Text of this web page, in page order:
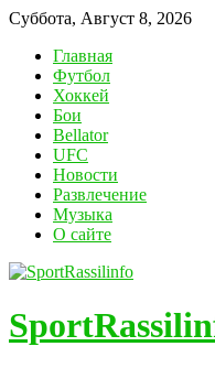
Суббота, Август 8, 2026
Главная
Футбол
Хоккей
Бои
Bellator
UFC
Новости
Развлечение
Музыка
О сайте